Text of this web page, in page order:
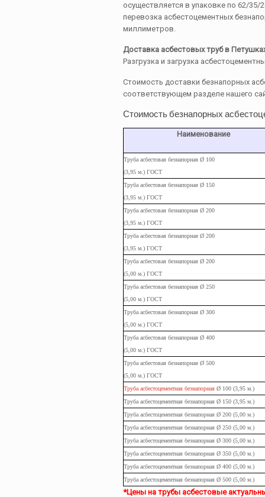
осуществляется в упаковке по 62/
перевозка асбестоцементных
миллиметров.
Доставка асбестовых труб в
Разгрузка и загрузка
Стоимость доставки безнапорных
соответствующем разделе нашего
Стоимость безнапорных
Наименование
Труба асбестовая безнапорная Ø 100
(3,95 м.) ГОСТ
Труба асбестовая безнапорная Ø 150
(3,95 м. ) ГОСТ
Труба асбестовая безнапорная Ø 200
(3,95 м. ) ГОСТ
Труба асбестовая безнапорная Ø 200
(3,95 м. ) ГОСТ
Труба асбестовая безнапорная Ø 200
(5,00 м. ) ГОСТ
Труба асбестовая безнапорная Ø 250
(5,00 м. ) ГОСТ
Труба асбестовая безнапорная Ø 300
(5,00 м. ) ГОСТ
Труба асбестовая безнапорная Ø 400
(5,00 м. ) ГОСТ
Труба асбестовая безнапорная Ø 500
(5,00 м. ) ГОСТ
Труба асбестоцементная безнапорнаяØ 100 (3,95 м. )
Труба асбестоцементная безнапорная Ø 150 (3,95 м. )
Труба асбестоцементная безнапорная Ø 200 (5,00 м. )
Труба асбестоцементная безнапорная Ø 250 (5,00 м. )
Труба асбестоцементная безнапорная Ø 300 (5,00 м. )
Труба асбестоцементная безнапорная Ø 350 (5,00 м. )
Труба асбестоцементная безнапорная Ø 400 (5,00 м. )
Труба асбестоцементная безнапорная Ø 500 (5,00 м. )
*Цены на трубы асбестовые